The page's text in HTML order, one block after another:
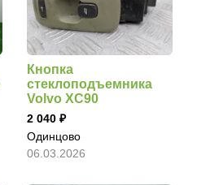
Кнопка
стеклоподъемника
Volvo XC90
2 040
Одинцово
06.03.2026